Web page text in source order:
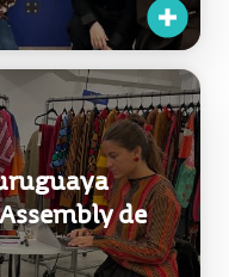
fashion
York y